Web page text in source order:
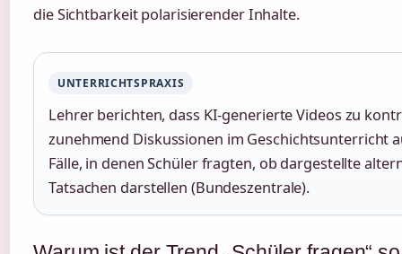
die Sichtbarkeit polarisierender Inhalte.
UNTERRICHTSPRAXIS
Lehrer berichten, dass KI-generierte Videos zu
zunehmend Diskussionen im Geschichtsunterricht
Fälle, in denen Schüler fragten, ob dargestellte
Tatsachen darstellen (Bundeszentrale).